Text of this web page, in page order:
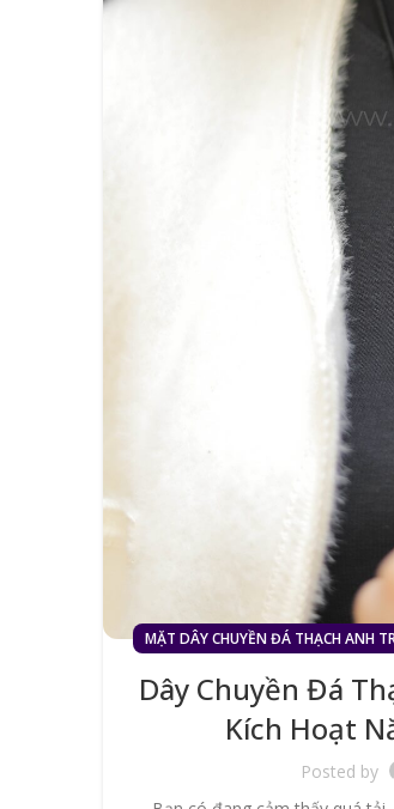
MẶT DÂY CHUYỀN ĐÁ THẠCH ANH
Dây Chuyền Đá
Kích Hoạt
Posted by